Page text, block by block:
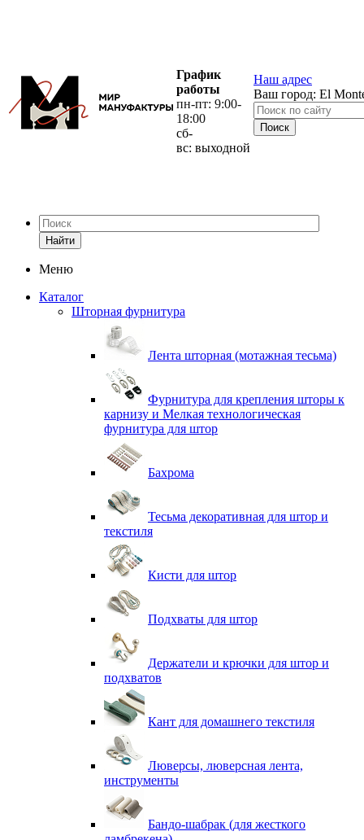
График
работы
пн-пт: 9:00-
18:00
сб-
вс: выходной
Наш адрес
Ваш город: El
Найти
Меню
Каталог
Шторная фурнитура
Лента шторная (мотажная тесьма)
Фурнитура для крепления шторы к
карнизу и Мелкая технологическая
фурнитура для штор
Бахрома
Тесьма декоративная для штор и
текстиля
Кисти для штор
Подхваты для штор
Держатели и крючки для штор и
подхватов
Кант для домашнего текстиля
Люверсы, люверсная лента,
инструменты
Бандо-шабрак (для жесткого